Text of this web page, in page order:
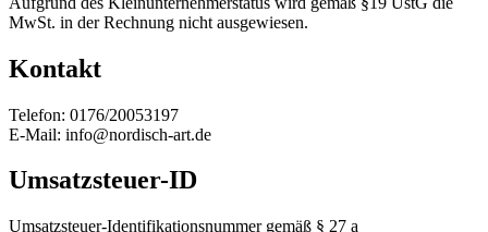
MwSt. in der Rechnung nicht ausgewiesen.
Kontakt
Telefon: 0176/20053197
E-Mail: info@nordisch-art.de
Umsatzsteuer-ID
Umsatzsteuer-Identifikationsnummer gemäß § 27 a